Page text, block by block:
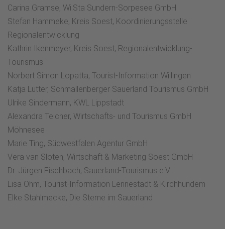
Carina Gramse, Wi.Sta Sundern-Sorpesee GmbH
Stefan Hammeke, Kreis Soest, Koordinierungsstelle
Regionalentwicklung
Kathrin Ikenmeyer, Kreis Soest, Regionalentwicklung-
Tourismus
Norbert Simon Lopatta, Tourist-Information Willingen
Katja Lutter, Schmallenberger Sauerland Tourismus GmbH
Ulrike Sindermann, KWL Lippstadt
Alexandra Teicher, Wirtschafts- und Tourismus GmbH
Möhnesee
Marie Ting, Südwestfalen Agentur GmbH
Vera van Sloten, Wirtschaft & Marketing Soest GmbH
Dr. Jürgen Fischbach, Sauerland-Tourismus e.V.
Lisa Ohm, Tourist-Information Lennestadt & Kirchhundem
Elke Stahlmecke, Die Sterne im Sauerland